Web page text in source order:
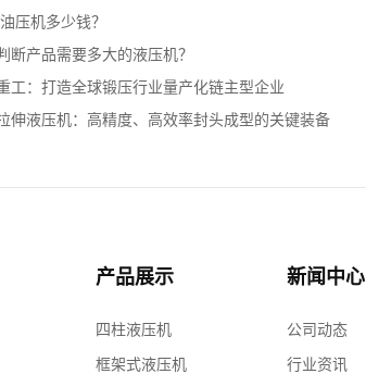
压机多少钱？
断产品需要多大的液压机？
工：打造全球锻压行业量产化链主型企业
伸液压机：高精度、高效率封头成型的关键装备
产品展示
四柱液压机
框架式液压机
新闻中心
公司动态
行业资讯